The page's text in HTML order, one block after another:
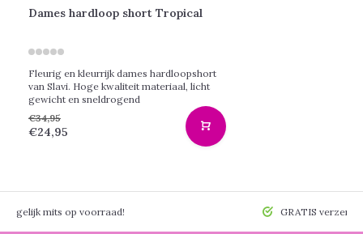
Dames hardloop short Tropical
Fleurig en kleurrijk dames hardloopshort
van Slavi. Hoge kwaliteit materiaal, licht
gewicht en sneldrogend
€34,95
€24,95
mits op voorraad! GRATIS